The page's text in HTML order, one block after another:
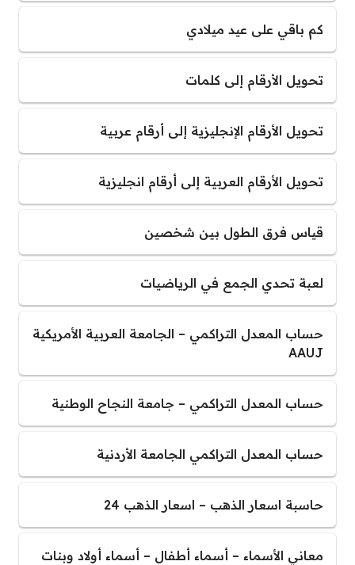
كم باقي على عيد ميلادي
تحويل الأرقام إلى كلمات
تحويل الأرقام الإنجليزية إلى أرقام عربية
تحويل الأرقام العربية إلى أرقام انجليزية
قياس فرق الطول بين شخصين
لعبة تحدي الجمع في الرياضيات
حساب المعدل التراكمي – الجامعة العربية الأمريكية
AAUJ
حساب المعدل التراكمي – جامعة النجاح الوطنية
حساب المعدل التراكمي الجامعة الأردنية
حاسبة اسعار الذهب – اسعار الذهب 24
معاني الأسماء – أسماء أطفال – أسماء أولاد وبنات